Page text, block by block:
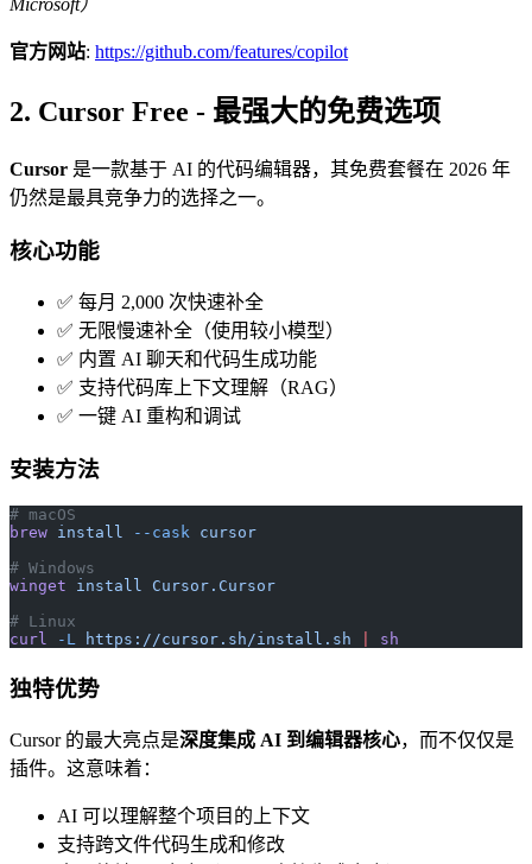
Microsoft）
官方网站: https://github.com/features/copilot
2. Cursor Free - 最强大的免费选项
Cursor 是一款基于 AI 的代码编辑器，其免费套餐在 2026 年
仍然是最具竞争力的选择之一。
核心功能
✅ 每月 2,000 次快速补全
✅ 无限慢速补全（使用较小模型）
✅ 内置 AI 聊天和代码生成功能
✅ 支持代码库上下文理解（RAG）
✅ 一键 AI 重构和调试
安装方法
# macOS
brew install --cask cursor
# Windows
winget install
Cursor.Cursor
# Linux
curl
-L https://cursor.sh/install.sh sh
独特优势
Cursor 的最大亮点是深度集成 AI 到编辑器核心，而不仅仅是
插件。这意味着：
AI 可以理解整个项目的上下文
支持跨文件代码生成和修改